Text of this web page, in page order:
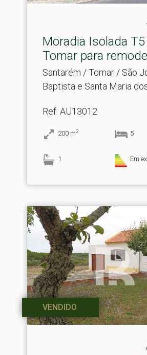
Moradia Isolada
Tomar para
Santarém / Tomar / São
Baptista e Santa Maria
Ref: AU13012
200 m2 5
1 Em
VENDIDO